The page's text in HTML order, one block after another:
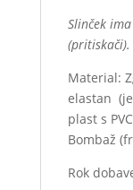
Slinček
(pritiskači).
Material:
elastan
plast s
Bombaž
Rok